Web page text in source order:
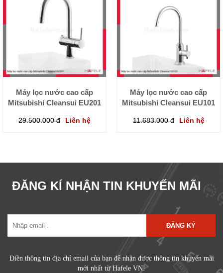
Máy lọc nước cao cấp
Mitsubishi Cleansui EU201
29.500.000 đ Liên hệ
Máy lọc nước cao cấp
Mitsubishi Cleansui EU101
11.683.000 đ Liên hệ
ĐĂNG KÍ NHẬN TIN KHUYẾN MÃI
ĐĂNG KÝ
Điền thông tin địa chỉ email của bạn để nhận được thông tin khuyến mãi
mới nhất từ Hafele VN!